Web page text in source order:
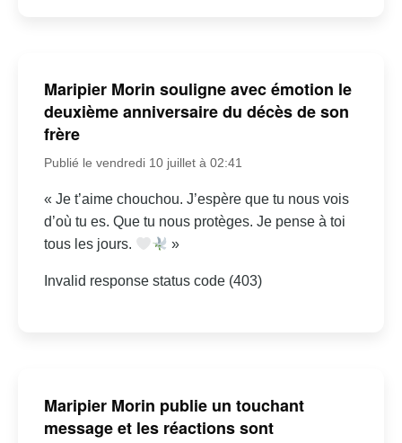
Maripier Morin souligne avec émotion le
deuxième anniversaire du décès de son
frère
Publié le vendredi 10 juillet à 02:41
« Je t’aime chouchou. J’espère que tu nous vois
d’où tu es. Que tu nous protèges. Je pense à toi
tous les jours.
»
Invalid response status code (403)
Maripier Morin publie un touchant
message et les réactions sont